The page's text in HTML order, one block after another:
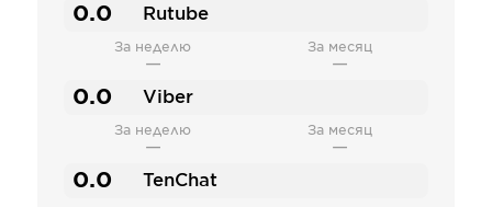
0.0 Rutube
За неделю
—
За месяц
—
0.0 Viber
За неделю
—
За месяц
—
0.0 TenChat